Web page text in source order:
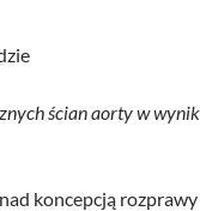
ścian aorty w
koncepcją rozprawy